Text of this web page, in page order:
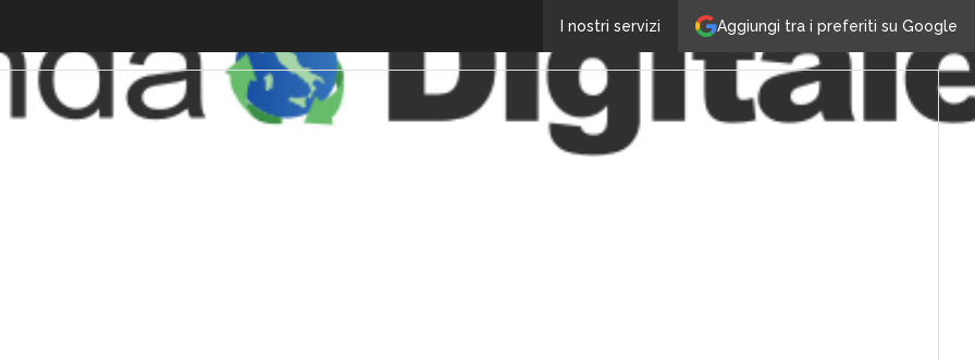
Aggiungi tra i preferiti su Google
I nostri servizi